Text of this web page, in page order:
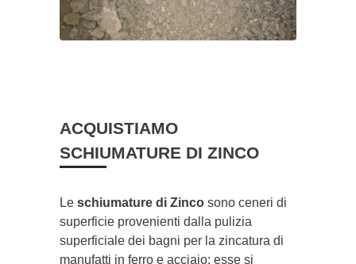
ACQUISTIAMO
SCHIUMATURE DI ZINCO
Le schiumature di Zincosono ceneri di
superficie provenienti dalla pulizia
superficiale dei bagni per la zincatura di
manufatti in ferro e acciaio: esse si